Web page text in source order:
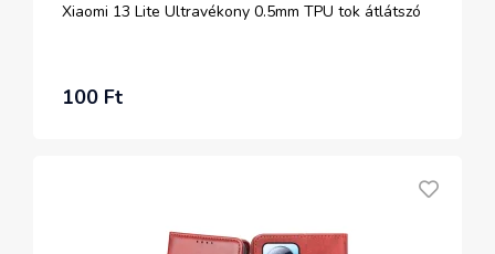
Xiaomi 13 Lite Ultravékony 0.5mm TPU tok átlátszó
100 Ft